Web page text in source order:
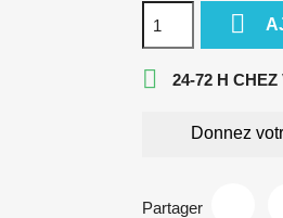

 24-72 H CHEZ
Donnez
Partager